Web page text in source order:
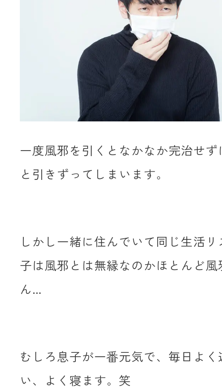
一度風邪を引くとなかなか完治せず
と引きずってしまいます。
しかし一緒に住んでいて同じ生活
子は風邪とは無縁なのかほとんど
ん…
むしろ息子が一番元気で、毎日よ
い、よく寝ます。笑